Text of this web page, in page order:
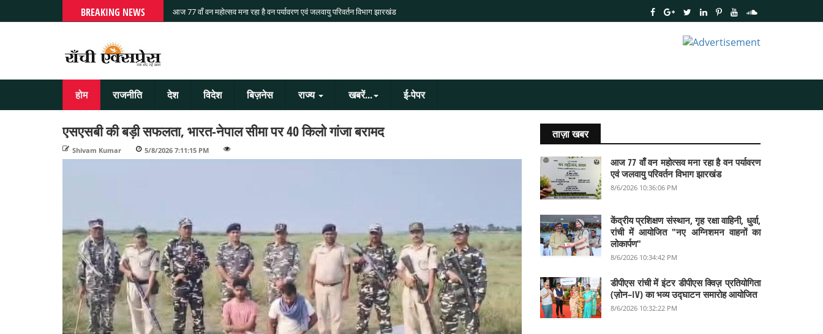
BREAKING NEWS आज 77 वाँ वन महोत्सव मना रहा है वन पर्यावरण एवं जलवायु परिवर्तन विभाग झारखंड
होम राजनीति देश विदेश बिज़नेस राज्य खबरें... ई-पेपर
एसएसबी की बड़ी सफलता, भारत-नेपाल सीमा पर 40 किलो गांजा बरामद
Shivam Kumar 5/8/2026 7:11:15 PM
ताज़ा खबर
आज 77 वाँ वन महोत्सव मना रहा है वन पर्यावरण
एवं जलवायु परिवर्तन विभाग झारखंड
8/6/2026 10:36:06 PM
केंद्रीय प्रशिक्षण संस्थान, गृह रक्षा वाहिनी, धुर्वा,
रांची में आयोजित "नए अग्निशमन वाहनों का
लोकार्पण"
8/6/2026 10:34:42 PM
डीपीएस रांची में इंटर डीपीएस क्विज़ प्रतियोगिता
(ज़ोन–IV) का भव्य उद्घाटन समारोह आयोजित
8/6/2026 10:32:22 PM